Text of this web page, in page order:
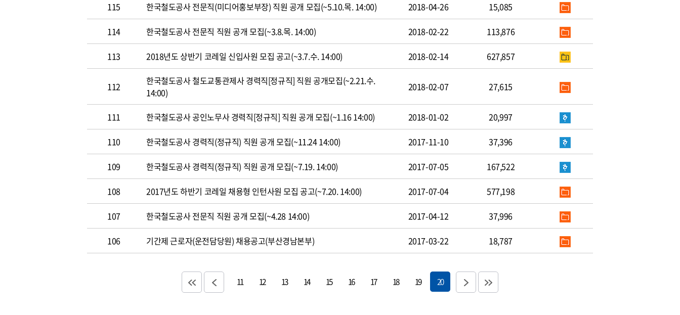
115 한국철도공사 전문직(미디어홍보부장) 직원 공개 모집(~5.10.목. 14:00) 2018-04-26 15,085
114 한국철도공사 전문직 직원 공개 모집(~3.8.목. 14:00) 2018-02-22 113,876
113 2018년도 상반기 코레일 신입사원 모집 공고(~3.7.수. 14:00) 2018-02-14 627,857
112
한국철도공사 철도교통관제사 경력직[정규직] 직원 공개모집(~2.21.수.
14:00)
2018-02-07 27,615
111 한국철도공사 공인노무사 경력직[정규직] 직원 공개 모집(~1.16 14:00) 2018-01-02 20,997
110 한국철도공사 경력직(정규직) 직원 공개 모집(~11.24 14:00) 2017-11-10 37,396
109 한국철도공사 경력직(정규직) 직원 공개 모집(~7.19. 14:00) 2017-07-05 167,522
108 2017년도 하반기 코레일 채용형 인턴사원 모집 공고(~7.20. 14:00) 2017-07-04 577,198
107 한국철도공사 전문직 직원 공개 모집(~4.28 14:00) 2017-04-12 37,996
106 기간제 근로자(운전담당원) 채용공고(부산경남본부) 2017-03-22 18,787
11 12 13 14 15 16 17 18 19 20